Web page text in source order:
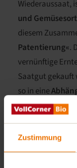
Zustimmung
Wiederaussaat,
und
diesem
Patentierung«.
vernünftige
Saatgut gekauft
so in eine
Konzernenwie
deren
Durch diese